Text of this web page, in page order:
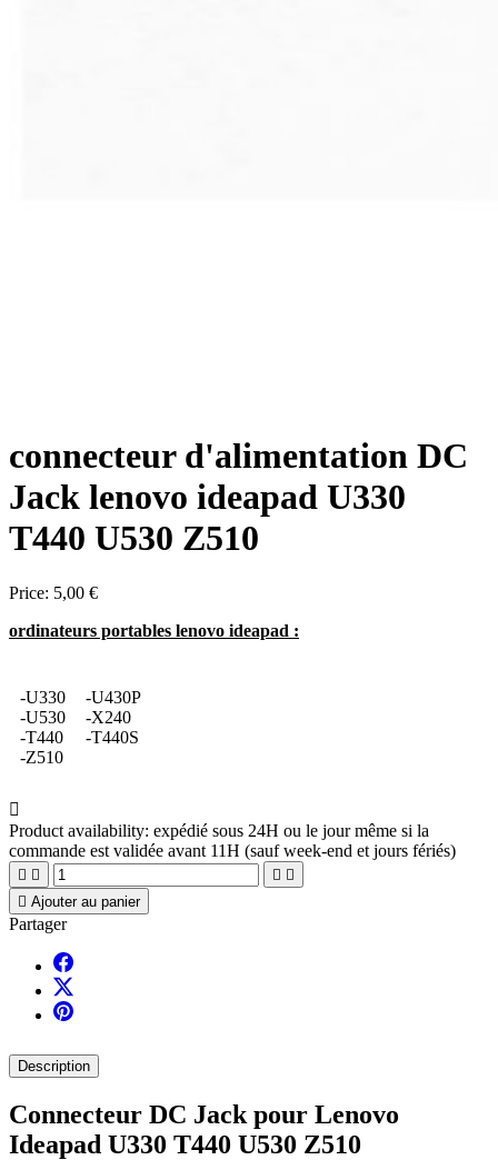
connecteur d'alimentation DC
Jack lenovo ideapad U330
T440 U530 Z510
Price: 5,00 €
ordinateurs portables lenovo ideapad :
-U330
-U530
-T440
-Z510
-U430P
-X240
-T440S

Product availability: expédié sous 24H ou le jour même si la
commande est validée avant 11H (sauf week-end et jours fériés)
   
 Ajouter au panier
Partager
Description
Connecteur DC Jack pour Lenovo
Ideapad U330 T440 U530 Z510